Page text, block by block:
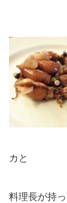
カと
料理長が持